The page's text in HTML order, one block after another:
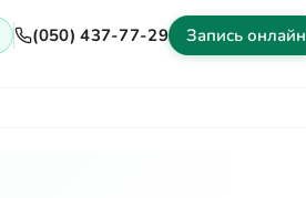
(050) 437-77-29 Запись онлайн